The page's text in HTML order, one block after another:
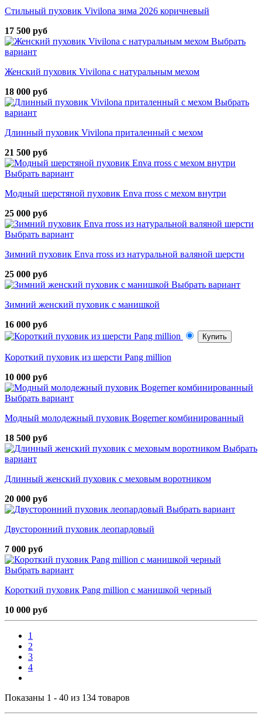
Стильный пуховик Vivilona зима 2026 коричневый
17 500 руб
Выбрать
вариант
Женский пуховик Vivilona с натуральным мехом
18 000 руб
Выбрать
вариант
Длинный пуховик Vivilona приталенный с мехом
21 500 руб
Выбрать вариант
Модный шерстяной пуховик Enva rross с мехом внутри
25 000 руб
Выбрать вариант
Зимний пуховик Enva rross из натуральной валяной шерсти
25 000 руб
Выбрать вариант
Зимний женский пуховик с манишкой
16 000 руб
Купить
Короткий пуховик из шерсти Pang million
10 000 руб
Выбрать вариант
Модный молодежный пуховик Bogerner комбинированный
18 500 руб
Выбрать
вариант
Длинный женский пуховик с меховым воротником
20 000 руб
Выбрать вариант
Двусторонний пуховик леопардовый
7 000 руб
Выбрать вариант
Короткий пуховик Pang million с манишкой черный
10 000 руб
1
2
3
4
Показаны 1 - 40 из 134 товаров